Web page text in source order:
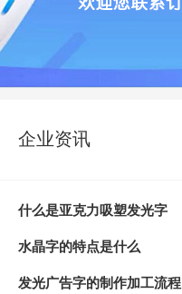
企业资讯
什么是亚克力吸塑发光字
水晶字的特点是什么
发光广告字的制作加工流程